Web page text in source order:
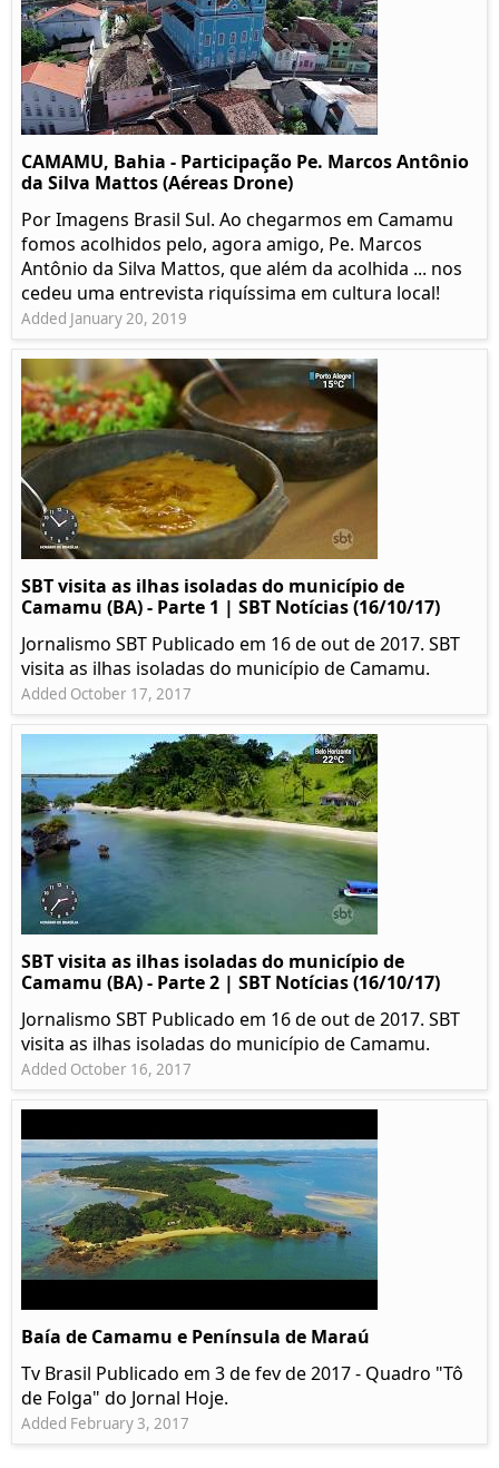
CAMAMU, Bahia - Participação Pe. Marcos Antônio
da Silva Mattos (Aéreas Drone)
Por Imagens Brasil Sul. Ao chegarmos em Camamu
fomos acolhidos pelo, agora amigo, Pe. Marcos
Antônio da Silva Mattos, que além da acolhida ... nos
cedeu uma entrevista riquíssima em cultura local!
Added January 20, 2019
SBT visita as ilhas isoladas do município de
Camamu (BA) - Parte 1 | SBT Notícias (16/10/17)
Jornalismo SBT Publicado em 16 de out de 2017. SBT
visita as ilhas isoladas do município de Camamu.
Added October 17, 2017
SBT visita as ilhas isoladas do município de
Camamu (BA) - Parte 2 | SBT Notícias (16/10/17)
Jornalismo SBT Publicado em 16 de out de 2017. SBT
visita as ilhas isoladas do município de Camamu.
Added October 16, 2017
Baía de Camamu e Península de Maraú
Tv Brasil Publicado em 3 de fev de 2017 - Quadro "Tô
de Folga" do Jornal Hoje.
Added February 3, 2017